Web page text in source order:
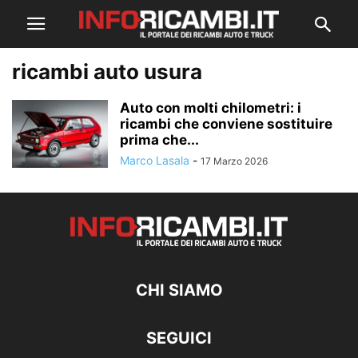
ricambi auto usura
Auto con molti chilometri: i
ricambi che conviene sostituire
prima che...
Marco Lasala - 17 Marzo 2026
CHI SIAMO
SEGUICI